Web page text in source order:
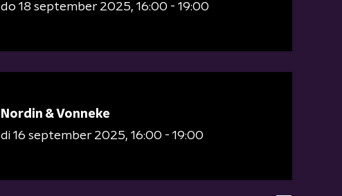
do 18 september 2025 16:00 - 19:00
Nordin & Vonneke
di 16 september 2025 16:00 - 19:00